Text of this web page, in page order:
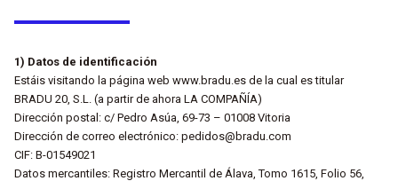
1) Datos de identificación
Estáis visitando la página web www.bradu.es de la cual es titular
BRADU 20, S.L. (a partir de ahora LA COMPAÑÍA)
Dirección postal: c/ Pedro Asúa, 69-73 – 01008 Vitoria
Dirección de correo electrónico: pedidos@bradu.com
CIF: B-01549021
Datos mercantiles: Registro Mercantil de Álava, Tomo 1615, Folio 56,